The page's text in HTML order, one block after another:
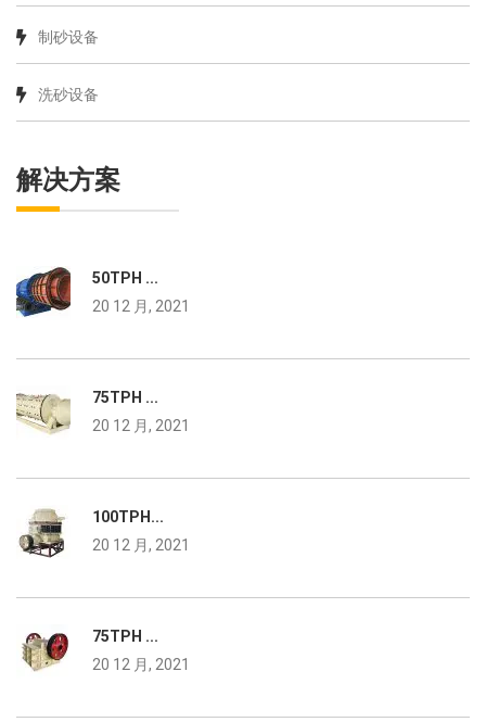
制砂设备
洗砂设备
解决方案
50TPH ...
20 12 月, 2021
75TPH ...
20 12 月, 2021
100TPH...
20 12 月, 2021
75TPH ...
20 12 月, 2021